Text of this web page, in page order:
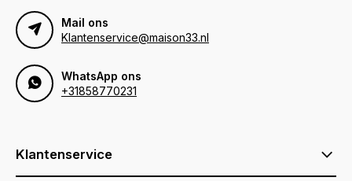
Mail ons
Klantenservice@maison33.nl
WhatsApp ons
+31858770231
Klantenservice